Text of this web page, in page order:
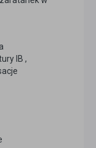
IB ,